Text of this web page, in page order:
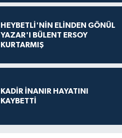
HEYBETLİ'NİN ELİNDEN GÖNÜL
YAZAR'I BÜLENT ERSOY
KURTARMIŞ
KADİR İNANIR HAYATINI
KAYBETTİ